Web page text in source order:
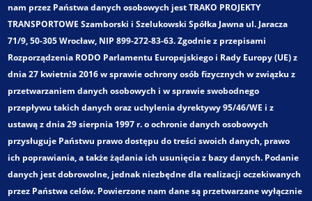
Zlecający:
Gmina Bielawa
Wielkości - zakres:
Obszar powiatowy
Pełny tytuł:
„Badania rynku transportu publicznego w powiecie
dzierżoniowskim, którego organizatorem jest Gmina
Bielawa”
Kategoria:
Badania ruchu i marketingowe
Zakres opracowania:
Badania popytu komunikacji zbiorowej
nam przez Państwa danych osobowych jest TRAKO PROJEKTY
TRANSPORTOWE Szamborski i Szelukowski Spółka Jawna ul. Jaracza
71/9, 50-305 Wrocław, NIP 899-272-83-63. Zgodnie z przepisami
Rozporządzenia RODO Parlamentu Europejskiego i Rady Europy (UE) z
dnia 27 kwietnia 2016 w sprawie ochrony osób fizycznych w związku z
przetwarzaniem danych osobowych i w sprawie swobodnego
przepływu takich danych oraz uchylenia dyrektywy 95/46/WE i z
ustawą z dnia 29 sierpnia 1997 r. o ochronie danych osobowych
przysługuje Państwu prawo dostępu do treści swoich danych, prawo
ich poprawiania, a także żądania ich usunięcia z bazy danych. Podanie
danych jest dobrowolne, jednak niezbędne dla realizacji oczekiwanych
przez Państwa celów. Powierzone nam dane są przetwarzane wyłącznie